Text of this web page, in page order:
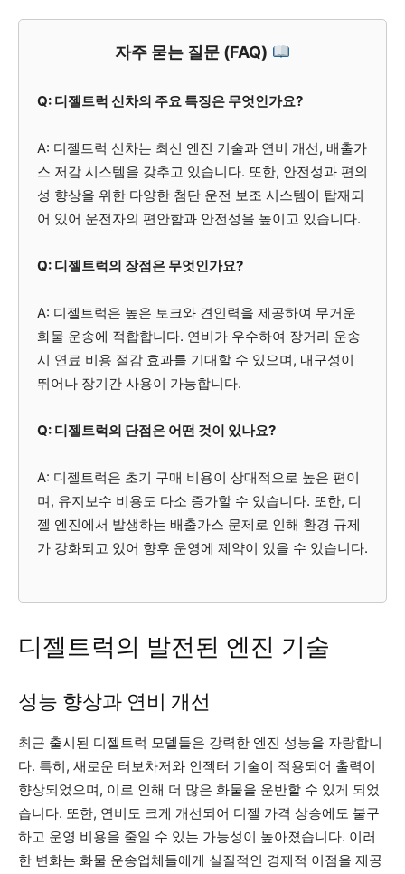
자주 묻는 질문 (FAQ)
Q: 디젤트럭 신차의 주요 특징은 무엇인가요?
A: 디젤트럭 신차는 최신 엔진 기술과 연비 개선, 배출가
스 저감 시스템을 갖추고 있습니다. 또한, 안전성과 편의
성 향상을 위한 다양한 첨단 운전 보조 시스템이 탑재되
어 있어 운전자의 편안함과 안전성을 높이고 있습니다.
Q: 디젤트럭의 장점은 무엇인가요?
A: 디젤트럭은 높은 토크와 견인력을 제공하여 무거운
화물 운송에 적합합니다. 연비가 우수하여 장거리 운송
시 연료 비용 절감 효과를 기대할 수 있으며, 내구성이
뛰어나 장기간 사용이 가능합니다.
Q: 디젤트럭의 단점은 어떤 것이 있나요?
A: 디젤트럭은 초기 구매 비용이 상대적으로 높은 편이
며, 유지보수 비용도 다소 증가할 수 있습니다. 또한, 디
젤 엔진에서 발생하는 배출가스 문제로 인해 환경 규제
가 강화되고 있어 향후 운영에 제약이 있을 수 있습니다.
디젤트럭의 발전된 엔진 기술
성능 향상과 연비 개선
최근 출시된 디젤트럭 모델들은 강력한 엔진 성능을 자랑합니
다. 특히, 새로운 터보차저와 인젝터 기술이 적용되어 출력이
향상되었으며, 이로 인해 더 많은 화물을 운반할 수 있게 되었
습니다. 또한, 연비도 크게 개선되어 디젤 가격 상승에도 불구
하고 운영 비용을 줄일 수 있는 가능성이 높아졌습니다. 이러
한 변화는 화물 운송업체들에게 실질적인 경제적 이점을 제공